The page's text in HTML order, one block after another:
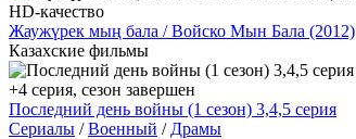
HD-качество
Жаужүрек мың бала / Войско Мын Бала (2012)
Казахские фильмы
+4 серия, сезон завершен
Последний день войны (1 сезон) 3,4,5 серия
Сериалы /Военный / Драмы